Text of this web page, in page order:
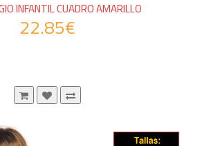
INFANTIL CUADRO AMARILLO
22.85€